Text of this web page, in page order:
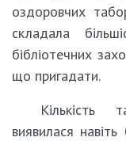
оздоровчих
складала
бібліотечних
що пригадати.
Кількість
виявилася